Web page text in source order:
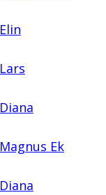
Elin
Lars
Diana
Magnus Ek
Diana